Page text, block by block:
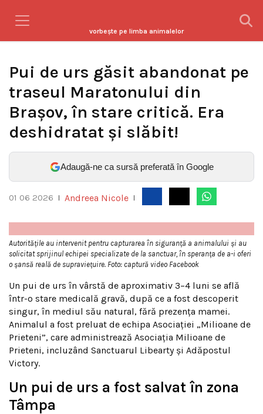
vorbeşte pe limba animalelor
Pui de urs găsit abandonat pe
traseul Maratonului din
Brașov, în stare critică. Era
deshidratat și slăbit!
Adaugă-ne ca sursă preferată în Google
01 06 2026 Andreea Nicole
Autoritățile au intervenit pentru capturarea în siguranță a animalului și au
solicitat sprijinul echipei specializate de la sanctuar, în speranța de a-i oferi
o șansă reală de supraviețuire. Foto: captură video Facebook
Un pui de urs în vârstă de aproximativ 3–4 luni se află
într-o stare medicală gravă, după ce a fost descoperit
singur, în mediul său natural, fără prezența mamei.
Animalul a fost preluat de echipa Asociației „Milioane de
Prieteni”, care administrează Asociația Milioane de
Prieteni, incluzând Sanctuarul Libeartyși Adăpostul
Victory.
Un pui de urs a fost salvat în zona
Tâmpa